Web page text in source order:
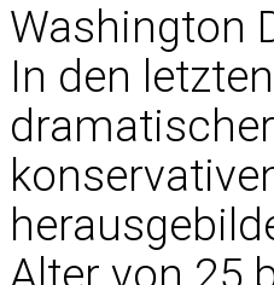
Washington
In den